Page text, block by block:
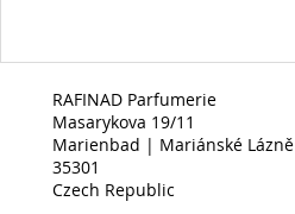
RAFINAD Parfumerie
Masarykova 19/11
Marienbad | Mariánské Lázně
35301
Czech Republic